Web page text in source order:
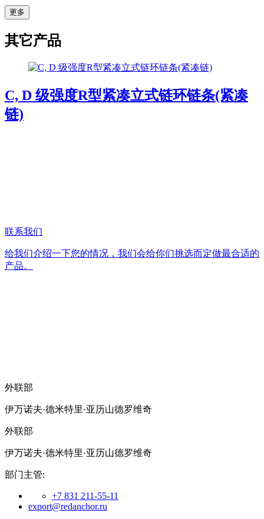
更多
其它产品
C, D 级强度R型紧凑立式链环链条(紧凑
链)
联系我们
给我们介绍一下您的情况，我们会给你们挑选而定做最合适的
产品。
外联部
伊万诺夫·德米特里·亚历山德罗维奇
外联部
伊万诺夫·德米特里·亚历山德罗维奇
部门主管:
+7 831 211-55-11
export@redanchor.ru